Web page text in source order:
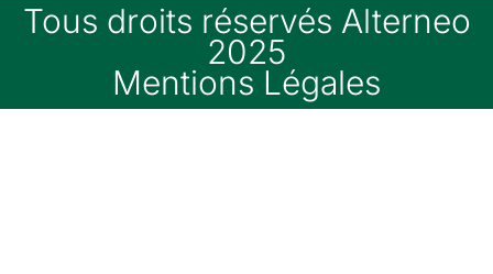
Tous droits réservés Alterneo
2025
Mentions Légales